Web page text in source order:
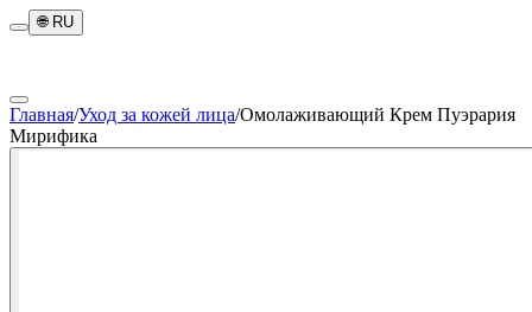
🌐RU
Главная/Уход за кожей лица/Омолаживающий Крем Пуэрария
Мирифика